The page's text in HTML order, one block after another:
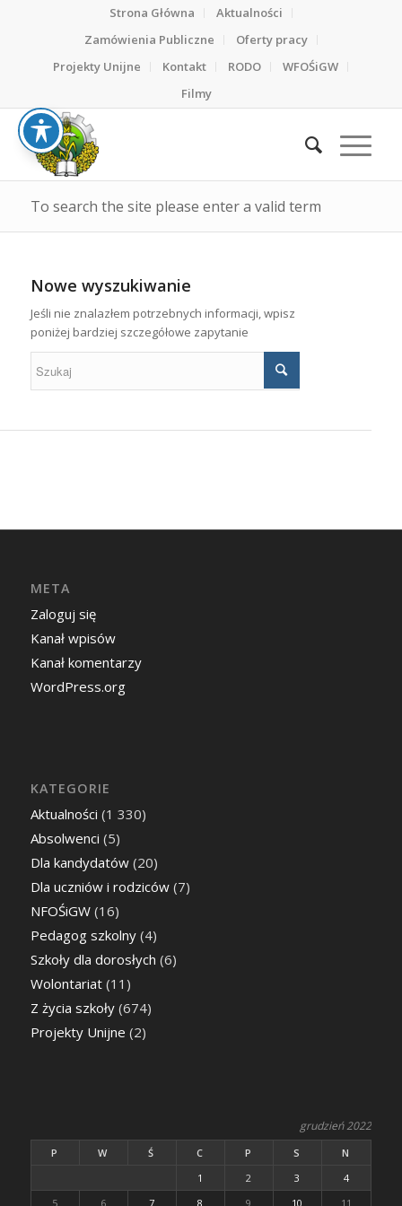
Strona Główna
Aktualności
Zamówienia Publiczne
Oferty pracy
Projekty Unijne
Kontakt RODO
WFOŚiGW
Filmy
To search the site please enter a valid term
Nowe wyszukiwanie
Jeśli nie znalazłem potrzebnych informacji, wpisz
poniżej bardziej szczegółowe zapytanie
META
Zaloguj się
Kanał wpisów
Kanał komentarzy
WordPress.org
KATEGORIE
Aktualności (1 330)
Absolwenci (5)
Dla kandydatów(20)
Dla uczniów i rodziców(7)
NFOŚiGW(16)
Pedagog szkolny(4)
Szkoły dla dorosłych (6)
Wolontariat(11)
Z życia szkoły(674)
Projekty Unijne (2)
grudzień 2022
P W Ś C P S
N
1
2 3
4
5
6 7 8 9 10 11